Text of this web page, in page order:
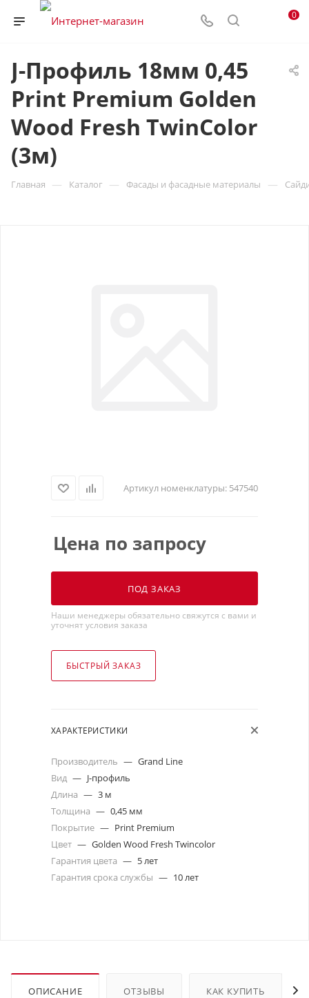
0
J-Профиль 18мм 0,45
Print Premium Golden
Wood Fresh TwinColor
(3м)
Главная — Каталог — Фасады и фасадные материалы —
Артикул номенклатуры: 547540
Цена по запросу
ПОД ЗАКАЗ
Наши менеджеры обязательно свяжутся с вами и
уточнят условия заказа
БЫСТРЫЙ ЗАКАЗ
ХАРАКТЕРИСТИКИ
Производитель — Grand Line
Вид — J-профиль
Длина — 3 м
Толщина — 0,45 мм
Покрытие — Print Premium
Цвет — Golden Wood Fresh Twincolor
Гарантия цвета — 5 лет
Гарантия срока службы — 10 лет
ОПИСАНИЕ ОТЗЫВЫ КАК КУПИТЬ